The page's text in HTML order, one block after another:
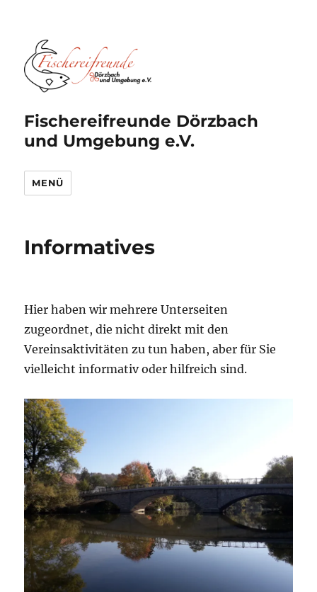
Fischereifreunde Dörzbach
und Umgebung e.V.
MENÜ
Informatives
Hier haben wir mehrere Unterseiten
zugeordnet, die nicht direkt mit den
Vereinsaktivitäten zu tun haben, aber für Sie
vielleicht informativ oder hilfreich sind.